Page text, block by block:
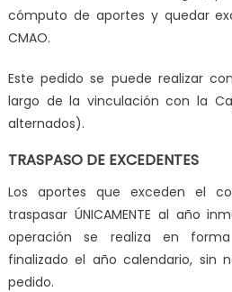
cómputo de aportes y quedar
CMAO.
Este pedido se puede realizar
largo de la vinculación con la
alternados).
TRASPASO DE EXCEDENTES
Los aportes que exceden el
traspasar ÚNICAMENTE al año
operación se realiza en
finalizado el año calendario, sin
pedido.